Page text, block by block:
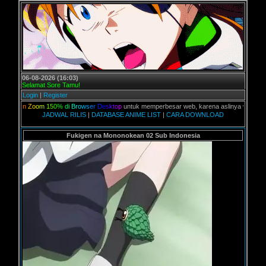
06-08-2026 (16:03)
Selamat Sore Tamu!
Login | Register
15 0% di Brows er Desktop untuk memperbesar web, karena aslinya web ini
JADWAL RILIS | DATABASE ANIME LIST | CARA DOWNLOAD
Fukigen na Mononokean 02 Sub Indonesia